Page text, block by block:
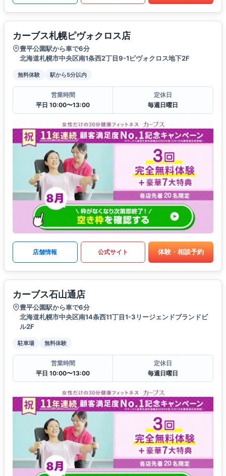
カーブス札幌ピヴォクロス店
豊平公園駅から車で6分
北海道札幌市中央区南1条西2丁目9-1ピヴォクロス地下2F
無料体験 駅から5分以内
営業時間
平日 10:00〜13:00
定休日
毎週日曜日
店舗情報 公式サイト 体験・相談予約
カーブス石山通店
豊平公園駅から車で6分
北海道札幌市中央区南14条西11丁目1-3リージェンドブランドビ
ル2F
駐車場 無料体験
営業時間
平日 10:00〜13:00
定休日
毎週日曜日